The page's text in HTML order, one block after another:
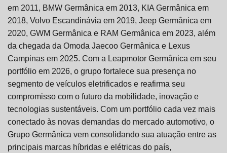
em 2011, BMW Germânica em 2013, KIA Germânica em
2018, Volvo Escandinávia em 2019, Jeep Germânica em
2020, GWM Germânica e RAM Germânica em 2023, além
da chegada da Omoda Jaecoo Germânica e Lexus
Campinas em 2025. Com a Leapmotor Germânica em seu
portfólio em 2026, o grupo fortalece sua presença no
segmento de veículos eletrificados e reafirma seu
compromisso com o futuro da mobilidade, inovação e
tecnologias sustentáveis. Com um portfólio cada vez mais
conectado às novas demandas do mercado automotivo, o
Grupo Germânica vem consolidando sua atuação entre as
principais marcas híbridas e elétricas do país,